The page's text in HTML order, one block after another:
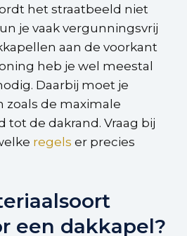
het straatbeeld niet
je vaak vergunningsvrij
aan de voorkant
heb je wel meestal
Daarbij moet je
zoals de maximale
tot de dakrand. Vraag bij
regels er precies
een dakkapel?